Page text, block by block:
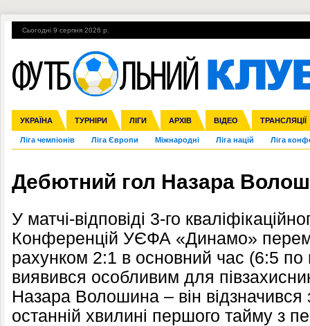
Сьогодні 9 серпня 2026 р.
УКРАЇНА ТУРНІРИ ЛІГИ АРХІВ ВІДЕО ТРАНСЛЯЦІЇ
Збірна Прем'єр-ліга Перша ліга Друга ліга Кубок України
Ліга чемпіонів Ліга Європи Міжнародні Ліга націй Ліга
Англія Іспанія Італія Німеччина Франція Інші
ЧС-2014 ЄВРО-2016 Росія Кубок конфедерацій ЧЄ-2015 (U-
Гарячі теми УПЛ, 2-й тур ВІЙНА УПЛ-ПЕРЕХОДИ
Дебютний гол Назара
У матчі-відповіді 3-го
Конференцій УЄФА «Динамо»
рахунком 2:1 в основний час (6:5 по
виявився особливим для
Назара Волошина – він
останній хвилині першого тайму з